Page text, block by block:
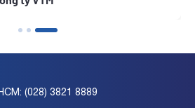
(028) 3821 8889